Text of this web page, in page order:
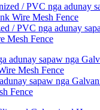
/ PVC nga adunay
Mesh Fence
sapaw nga
Fence